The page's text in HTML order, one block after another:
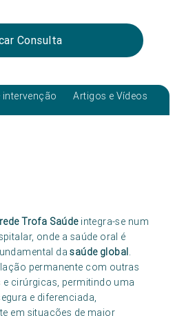
Consulta
intervenção Artigos e Vídeos
Trofa Saúdeintegra-se num
onde a saúde oral é
dasaúde global .
permanente com outras
cirúrgicas, permitindo uma
e diferenciada,
em situações de maior